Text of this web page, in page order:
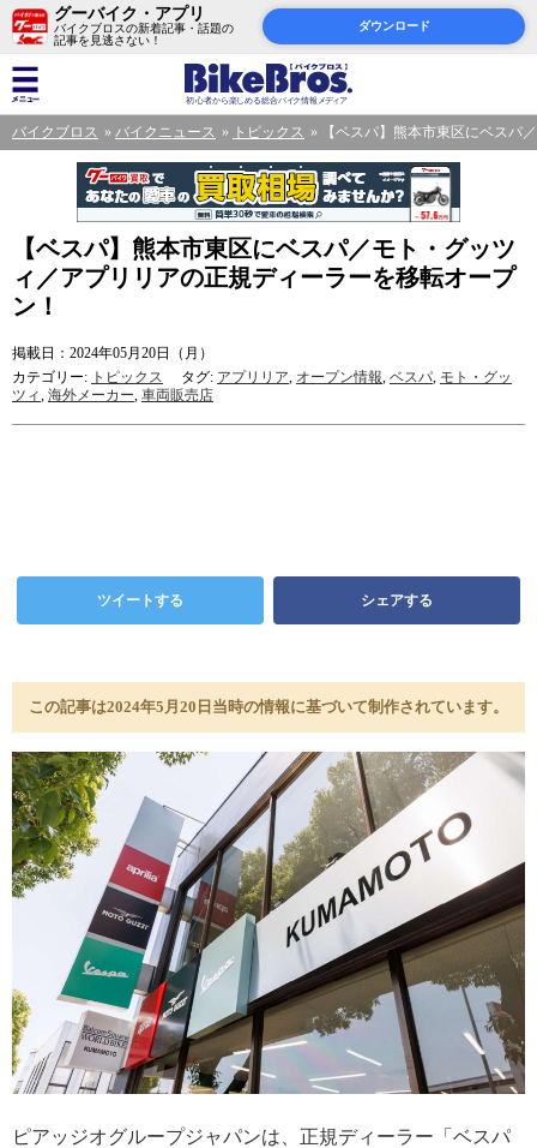
グーバイク・アプリ
バイクブロスの新着記事・話題の
記事を見逃さない！
ダウンロード
バイクブロス バイクニュース トピックス 【ベスパ】熊本市東区にベスパ
【ベスパ】熊本市東区にベスパ／モト・グッツ
ィ／アプリリアの正規ディーラーを移転オープ
ン！
掲載日：2024年05月20日（月）
カテゴリー: トピックス タグ: アプリリア, オープン情報, ベスパ, モト・グッ
ツィ, 海外メーカー, 車両販売店
ツイートする シェアする
この記事は2024年5月20日当時の情報に基づいて制作されています。
ピアッジオグループジャパンは、正規ディーラー「ベスパ